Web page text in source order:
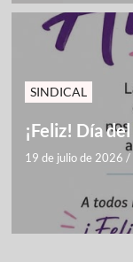
SINDICAL
¡Feliz! Día
19 de julio de 2026 /